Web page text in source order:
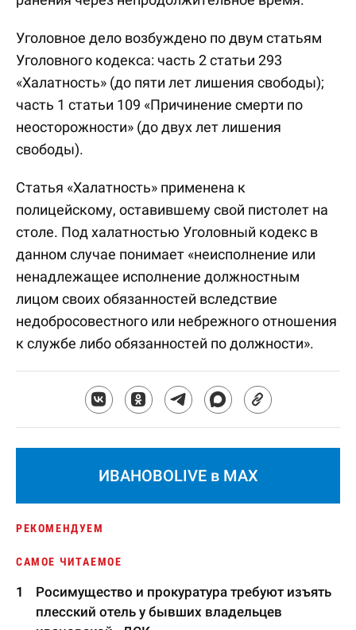
Уголовное дело возбуждено по двум статьям
Уголовного кодекса: часть 2 статьи 293
«Халатность» (до пяти лет лишения свободы);
часть 1 статьи 109 «Причинение смерти по
неосторожности» (до двух лет лишения
свободы).
Статья «Халатность» применена к
полицейскому, оставившему свой пистолет на
столе. Под халатностью Уголовный кодекс в
данном случае понимает «неисполнение или
ненадлежащее исполнение должностным
лицом своих обязанностей вследствие
недобросовестного или небрежного отношения
к службе либо обязанностей по должности».
ИВАНОВОLIVE в MAX
РЕКОМЕНДУЕМ
САМОЕ ЧИТАЕМОЕ
Росимущество и прокуратура требуют изъять
плесский отель у бывших владельцев